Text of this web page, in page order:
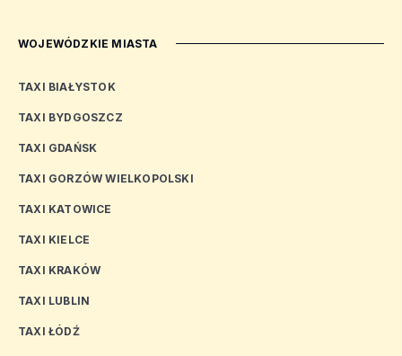
WOJEWÓDZKIE MIASTA
TAXI BIAŁYSTOK
TAXI BYDGOSZCZ
TAXI GDAŃSK
TAXI GORZÓW WIELKOPOLSKI
TAXI KATOWICE
TAXI KIELCE
TAXI KRAKÓW
TAXI LUBLIN
TAXI ŁÓDŹ